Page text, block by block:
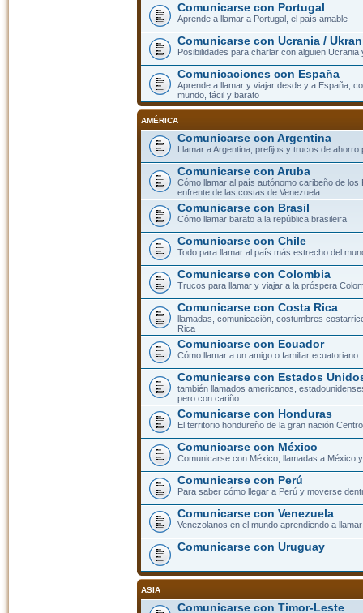
Comunicarse con Portugal
Aprende a llamar a Portugal, el país amable
Comunicarse con Ucrania /
Posibilidades para charlar con alguien Ucrania
Comunicaciones con España
Aprende a llamar y viajar desde y a España,
mundo, fácil y barato
AMÉRICA
Comunicarse con Argentina
Llamar a Argentina, prefijos y trucos de ahorro
Comunicarse con Aruba
Cómo llamar al país autónomo caribeño de los
enfrente de las costas de Venezuela
Comunicarse con Brasil
Cómo llamar barato a la república brasileira
Comunicarse con Chile
Todo para llamar al país más estrecho del
Comunicarse con Colombia
Trucos para llamar y viajar a la próspera
Comunicarse con Costa Rica
llamadas, comunicación, costumbres
Rica
Comunicarse con Ecuador
Cómo llamar a un amigo o familiar ecuatoriano
Comunicarse con Estados
también llamados americanos,
pero con cariño
Comunicarse con Honduras
El territorio hondureño de la gran nación
Comunicarse con México
Comunicarse con México, llamadas a México
Comunicarse con Perú
Para saber cómo llegar a Perú y moverse
Comunicarse con Venezuela
Venezolanos en el mundo aprendiendo a
Comunicarse con Uruguay
ASIA
Comunicarse con Timor-Leste